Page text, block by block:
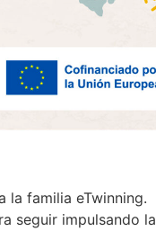
la familia eTwinning.
seguir impulsando la